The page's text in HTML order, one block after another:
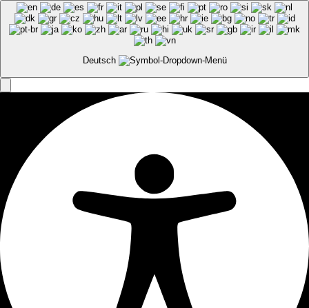
WARENKORB
Lagerhaus Oberes Ennstal
reg.Gen.m.b.H.
Pyrkerstraße 76, 5630 Bad Hofgastein
fleischhauerei@hutegger.at
Deutsch